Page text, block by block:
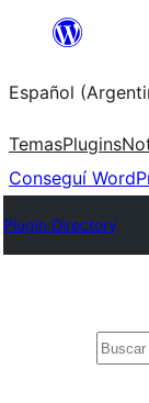
Saltar
contenido
Español
TemasPlugins
Conseguí
Plugin Directory
Buscar